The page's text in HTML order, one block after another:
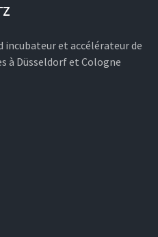
incubateur et accélérateur de
à Düsseldorf et Cologne